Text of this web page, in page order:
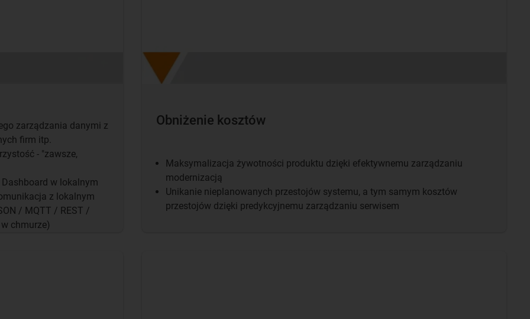
zarządzania danymi z
firm itp.
- "zawsze,
Dashboard w lokalnym
z lokalnym
/ MQTT / REST /
chmurze)
Obniżenie kosztów
Maksymalizacja żywotności produktu dzięki efektywnemu zarządzaniu
modernizacją​
Unikanie nieplanowanych przestojów systemu, a tym samym kosztów
przestojów dzięki predykcyjnemu zarządzaniu serwisem